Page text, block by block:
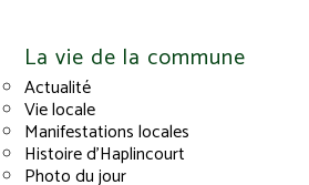
La vie de la commune
Actualité
Vie locale
Manifestations locales
Histoire d’Haplincourt
Photo du jour